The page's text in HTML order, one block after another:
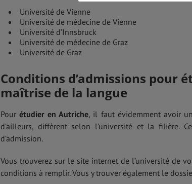
Université de Vienne
Université de médecine de Vienne
Université d’Innsbruck
Université de médecine de Graz
Université de Graz
Conditions d’admissions pour
maîtrise de la langue
Pourétudier en Autriche, il faut évidemment avoir
d’ailleurs, diffèrent selon l’université et la filière.
d’admission.
Vous trouverez sur le site internet de l’université de
conditions à remplir. Vous y trouver également le